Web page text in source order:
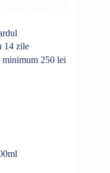
14 zile
minimum 250 lei